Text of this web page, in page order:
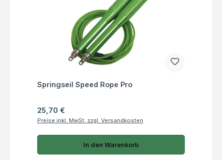
Fragen zum Artikel
Springseil Speed Rope Pro
Regulärer Preis:
25,70 €
Preise inkl. MwSt. zzgl. Versandkosten
In den Warenkorb